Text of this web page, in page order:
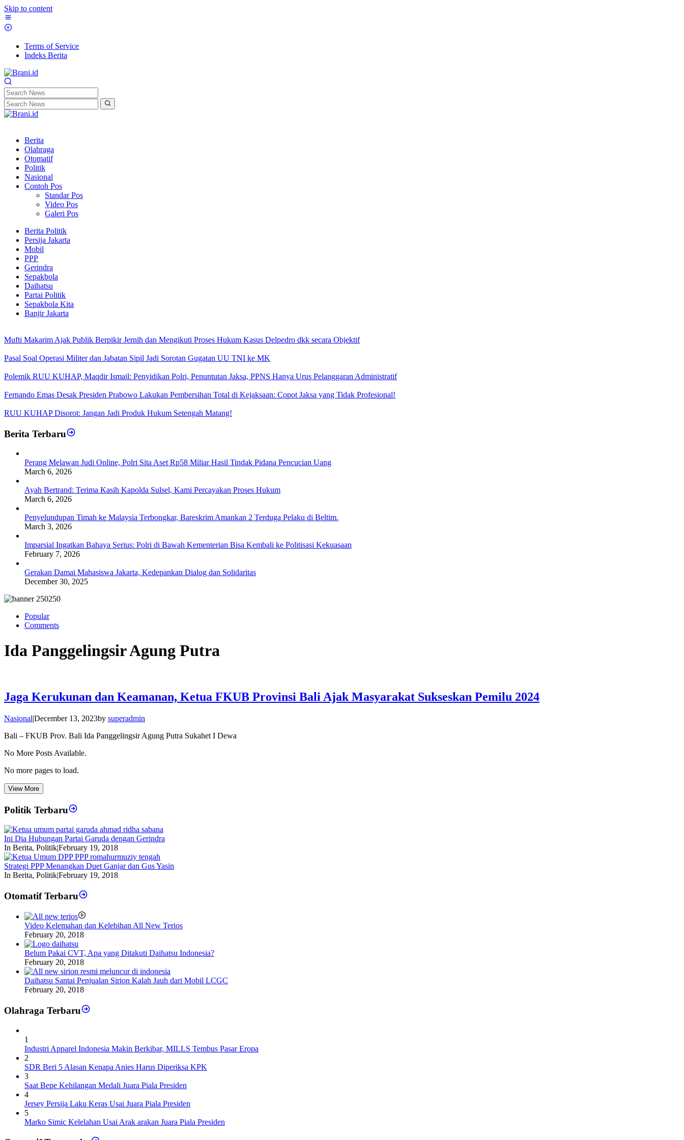
Skip to content
Terms of Service
Indeks Berita
Berita
Olahraga
Otomatif
Politik
Nasional
Contoh Pos
Standar Pos
Video Pos
Galeri Pos
Berita Politik
Persija Jakarta
Mobil
PPP
Gerindra
Sepakbola
Daihatsu
Partai Politik
Sepakbola Kita
Banjir Jakarta
Mufti Makarim Ajak Publik Berpikir Jernih dan Mengikuti Proses Hukum Kasus Delpedro dkk secara Objektif
Pasal Soal Operasi Militer dan Jabatan Sipil Jadi Sorotan Gugatan UU TNI ke MK
Polemik RUU KUHAP, Maqdir Ismail: Penyidikan Polri, Penuntutan Jaksa, PPNS Hanya Urus Pelanggaran Administratif
Fernando Emas Desak Presiden Prabowo Lakukan Pembersihan Total di Kejaksaan: Copot Jaksa yang Tidak Profesional!
RUU KUHAP Disorot: Jangan Jadi Produk Hukum Setengah Matang!
Berita Terbaru
Perang Melawan Judi Online, Polri Sita Aset Rp58 Miliar Hasil Tindak Pidana Pencucian Uang
March 6, 2026
Ayah Bertrand: Terima Kasih Kapolda Sulsel, Kami Percayakan Proses Hukum
March 6, 2026
Penyelundupan Timah ke Malaysia Terbongkar, Bareskrim Amankan 2 Terduga Pelaku di Beltim.
March 3, 2026
Imparsial Ingatkan Bahaya Serius: Polri di Bawah Kementerian Bisa Kembali ke Politisasi Kekuasaan
February 7, 2026
Gerakan Damai Mahasiswa Jakarta, Kedepankan Dialog dan Solidaritas
December 30, 2025
Popular
Comments
Ida Panggelingsir Agung Putra
Jaga Kerukunan dan Keamanan, Ketua FKUB Provinsi Bali Ajak Masyarakat Sukseskan Pemilu 2024
Nasional|December 13, 2023by superadmin
Bali – FKUB Prov. Bali Ida Panggelingsir Agung Putra Sukahet I Dewa
No More Posts Available.
No more pages to load.
View More
Politik Terbaru
Ini Dia Hubungan Partai Garuda dengan Gerindra
In Berita, Politik|February 19, 2018
Strategi PPP Menangkan Duet Ganjar dan Gus Yasin
In Berita, Politik|February 19, 2018
Otomatif Terbaru
Video Kelemahan dan Kelebihan All New Terios
February 20, 2018
Belum Pakai CVT, Apa yang Ditakuti Daihatsu Indonesia?
February 20, 2018
Daihatsu Santai Penjualan Sirion Kalah Jauh dari Mobil LCGC
February 20, 2018
Olahraga Terbaru
1
Industri Apparel Indonesia Makin Berkibar, MILLS Tembus Pasar Eropa
2
SDR Beri 5 Alasan Kenapa Anies Harus Diperiksa KPK
3
Saat Bepe Kehilangan Medali Juara Piala Presiden
4
Jersey Persija Laku Keras Usai Juara Piala Presiden
5
Marko Simic Kelelahan Usai Arak arakan Juara Piala Presiden